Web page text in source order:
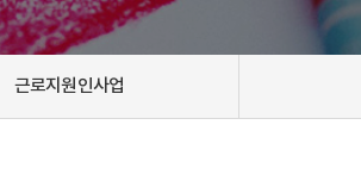
근로지원인사업